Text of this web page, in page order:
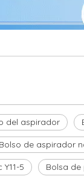
del aspirador
Bolso de aspirador
5 Bolsa